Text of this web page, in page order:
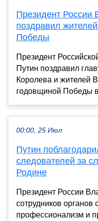
Президент России
поздравил
Победы
Президент
Путин поздравил
Королева и жителей
годовщиной Победы
00:00, 25 Июл
Путин
следователей за
Родине
Президент России
сотрудников органов
профессионализм и